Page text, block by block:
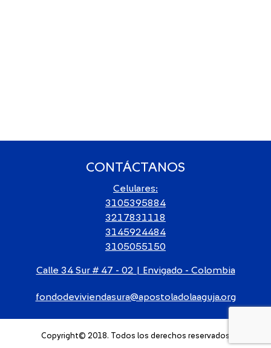
CONTÁCTANOS
Celulares:
3105395884
3217831118
3145924484
3105055150
Calle 34 Sur # 47 - 02 | Envigado - Colombia
fondodeviviendasura@apostoladolaaguja.org
Copyright© 2018. Todos los derechos reservados